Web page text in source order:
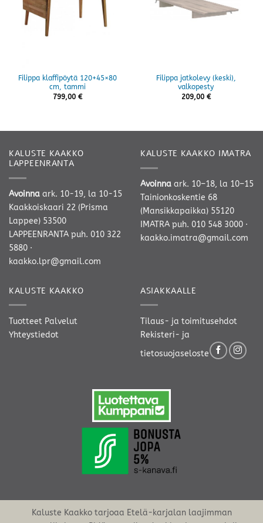
Filippa klaffipöytä 120+45×80
cm, tammi
799,00 €
Filippa jatkolevy (keski),
valkopesty
209,00 €
KALUSTE KAAKKO
LAPPEENRANTA
Avoinna ark. 10-19, la 10-15
Kaakkoiskaari 22 (Prisma
Lappee) 53500
LAPPEENRANTA puh. 010 322
5880 ·
kaakko.lpr@gmail.com
KALUSTE KAAKKO IMATRA
Avoinna ark. 10–18, la 10–15
Tainionkoskentie 68
(Mansikkapaikka) 55120
IMATRA puh. 010 548 3000 ·
kaakko.imatra@gmail.com
KALUSTE KAAKKO
Tuotteet Palvelut
Yhteystiedot
ASIAKKAALLE
Tilaus- ja toimitusehdot
Rekisteri- ja
tietosuojaseloste
Kaluste Kaakko tarjoaa Etelä-karjalan laajimman